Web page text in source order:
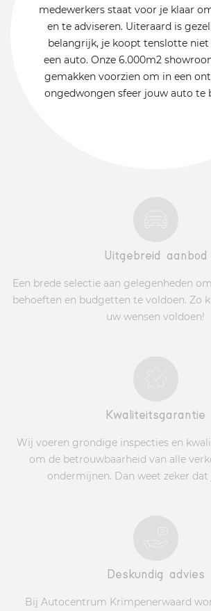
medewerkers staat voor je klaar
en te adviseren. Uiteraard is
belangrijk, je koopt tenslotte niet
een auto. Onze 6.000m2
gemakken voorzien om in een
ongedwongen sfeer jouw auto te
Uitgebreid aanbod
Een brede selectie aan gelegenheden
behoeften en budgetten te voldoen. Zo
uw wensen voldoen!
Kwaliteitsgarantie
Wij voeren grondige inspecties en
om de betrouwbaarheid van alle
ondermijnen. Dan weet zeker
Deskundig advies
Bij Autocentrum Krimpenerwaard